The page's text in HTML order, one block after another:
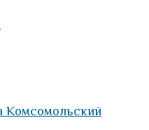
Комсомольский